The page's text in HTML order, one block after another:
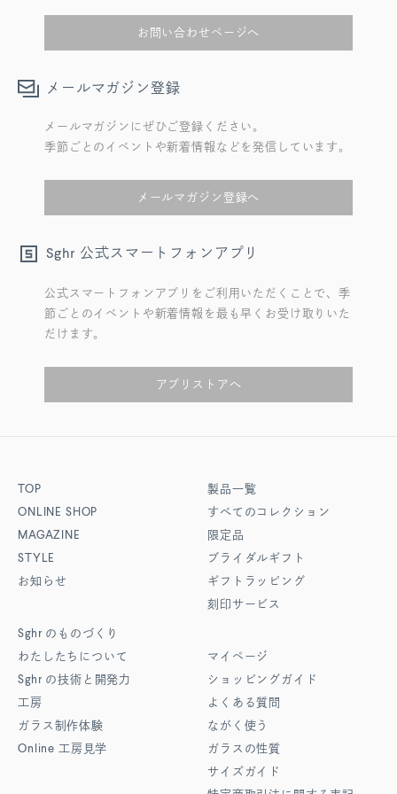
お問い合わせページへ
メールマガジン登録
メールマガジンにぜひご登録ください。
季節ごとのイベントや新着情報などを発信しています。
メールマガジン登録へ
Sghr 公式スマートフォンアプリ
公式スマートフォンアプリをご利用いただくことで、季
節ごとのイベントや新着情報を最も早くお受け取りいた
だけます。
アプリストアへ
TOP
ONLINE SHOP
MAGAZINE
STYLE
お知らせ
Sghr のものづくり
わたしたちについて
Sghr の技術と開発力
工房
ガラス制作体験
Online 工房見学
製品一覧
すべてのコレクション
限定品
ブライダルギフト
ギフトラッピング
刻印サービス
マイページ
ショッピングガイド
よくある質問
ながく使う
ガラスの性質
サイズガイド